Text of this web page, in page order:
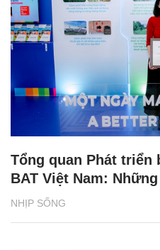
NHỊP SỐNG
Tổng quan Phát triển
BAT Việt Nam: